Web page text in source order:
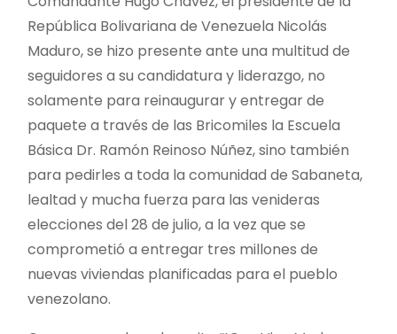
República Bolivariana de Venezuela Nicolás
Maduro, se hizo presente ante una multitud de
seguidores a su candidatura y liderazgo, no
solamente para reinaugurar y entregar de
paquete a través de las Bricomiles la Escuela
Básica Dr. Ramón Reinoso Núñez, sino también
para pedirles a toda la comunidad de Sabaneta,
lealtad y mucha fuerza para las venideras
elecciones del 28 de julio, a la vez que se
comprometió a entregar tres millones de
nuevas viviendas planificadas para el pueblo
venezolano.